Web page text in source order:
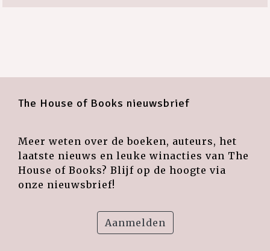
The House of Books nieuwsbrief
Meer weten over de boeken, auteurs, het
laatste nieuws en leuke winacties van The
House of Books? Blijf op de hoogte via
onze nieuwsbrief!
Aanmelden